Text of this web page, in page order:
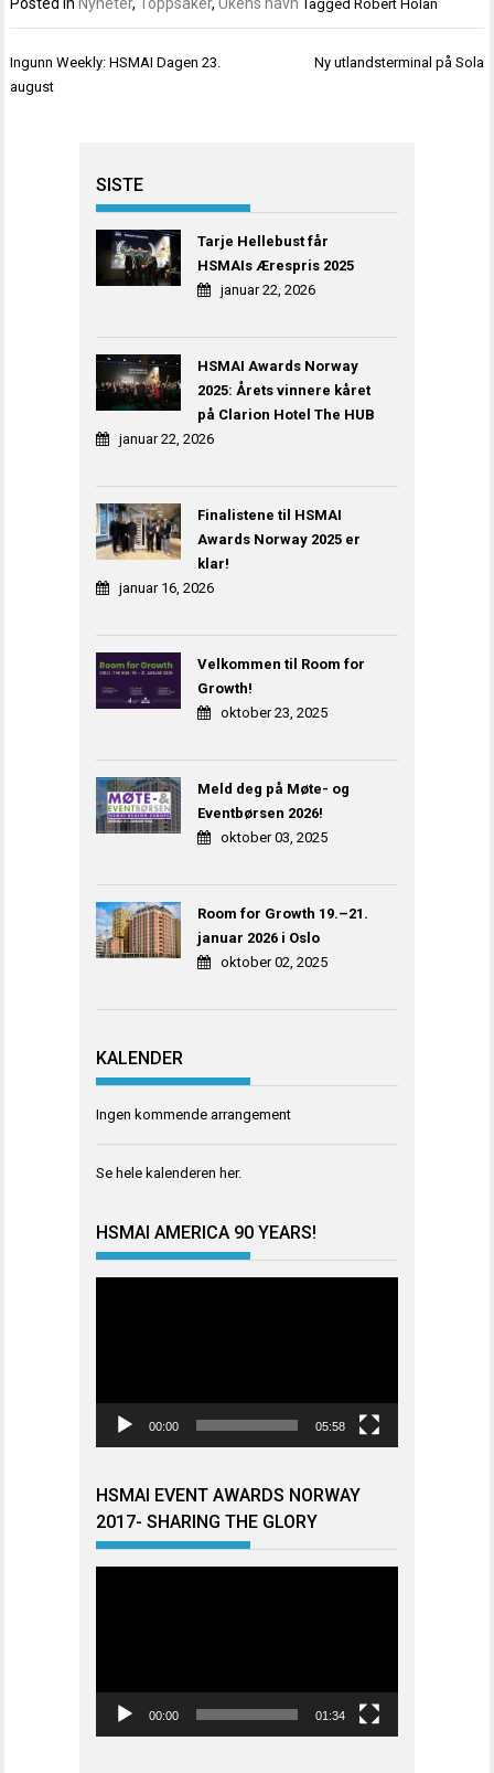
Posted in Nyheter, Toppsaker,Ukens navn Tagged Robert Holan
Innleggsnavigasjon
Ingunn Weekly: HSMAI Dagen 23.
august
Ny utlandsterminal på Sola
SISTE
Tarje Hellebust får
HSMAIs Ærespris 2025
januar 22, 2026
HSMAI Awards Norway
2025: Årets vinnere kåret
på Clarion Hotel The HUB
januar 22, 2026
Finalistene til HSMAI
Awards Norway 2025 er
klar!
januar 16, 2026
Velkommen til Room for
Growth!
oktober 23, 2025
Meld deg på Møte- og
Eventbørsen 2026!
oktober 03, 2025
Room for Growth 19.–21.
januar 2026 i Oslo
oktober 02, 2025
KALENDER
Ingen kommende arrangement
Se hele kalenderen her.
HSMAI AMERICA 90 YEARS!
00:00 05:58
HSMAI EVENT AWARDS NORWAY
2017- SHARING THE GLORY
00:00 01:34